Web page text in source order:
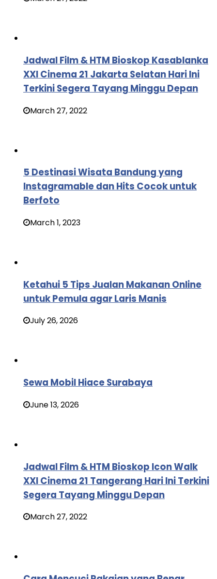
Jadwal Film & HTM Bioskop Kasablanka
XXI Cinema 21 Jakarta Selatan Hari Ini
Terkini Segera Tayang Minggu Depan
March 27, 2022
5 Destinasi Wisata Bandung yang
Instagramable dan Hits Cocok untuk
Berfoto
March 1, 2023
Ketahui 5 Tips Jualan Makanan Online
untuk Pemula agar Laris Manis
July 26, 2026
Sewa Mobil Hiace Surabaya
June 13, 2026
Jadwal Film & HTM Bioskop Icon Walk
XXI Cinema 21 Tangerang Hari Ini Terkini
Segera Tayang Minggu Depan
March 27, 2022